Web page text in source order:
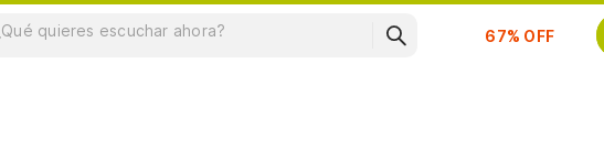
Suscríbete